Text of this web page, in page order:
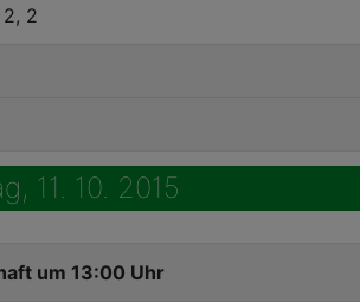
2
11. 10. 2015
um 13:00 Uhr